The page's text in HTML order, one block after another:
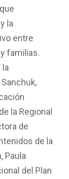
la
entre
familias.
la Regional
de
de la
Paula
del Plan